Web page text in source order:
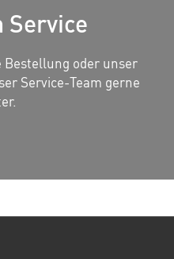
Service
Bestellung oder unser
Service-Team gerne